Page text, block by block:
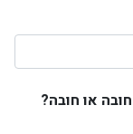
או חובה?